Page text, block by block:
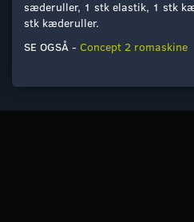
sæderuller, 1 stk elastik, 1 stk
stk kæderuller.
SE OGSÅ - Concept 2 romaskine